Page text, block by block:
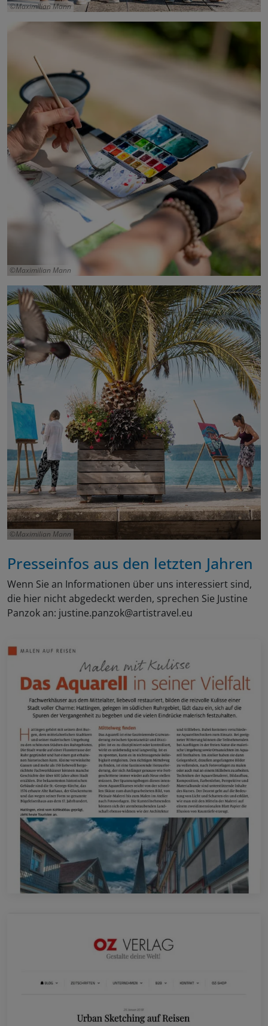
Maximilian Mann
Maximilian Mann
Maximilian Mann
Presseinfos aus den letzten Jahren
Wenn Sie an Informationen über uns interessiert sind,
die hier nicht abgedeckt werden, sprechen Sie Justine
Panzok an: justine.panzok@artistravel.eu